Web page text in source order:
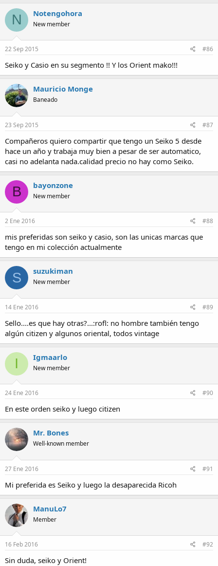
N Notengohora
New member
22 Sep 2015 #86
Seiko y Casio en su segmento !! Y los Orient mako!!!
Mauricio Monge
Baneado
23 Sep 2015 #87
Compañeros quiero compartir que tengo un Seiko 5 desde
hace un año y trabaja muy bien a pesar de ser automatico,
casi no adelanta nada.calidad precio no hay como Seiko.
B bayonzone
New member
2 Ene 2016 #88
mis preferidas son seiko y casio, son las unicas marcas que
tengo en mi colección actualmente
S suzukiman
New member
14 Ene 2016 #89
Sello....es que hay otras?...:rofl: no hombre también tengo
algún citizen y algunos oriental, todos vintage
I Igmaarlo
New member
24 Ene 2016 #90
En este orden seiko y luego citizen
Mr. Bones
Well-known member
27 Ene 2016 #91
Mi preferida es Seiko y luego la desaparecida Ricoh
ManuLo7
Member
16 Feb 2016 #92
Sin duda, seiko y Orient!